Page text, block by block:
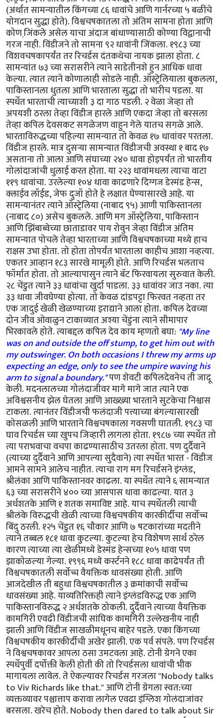
(अर्थात सामन्यातील किंगच्या ८६ धावांचे आणि गार्नरच्या ५ बळींचे
योगदान सुद्धा होते). विश्वचषकातला तो अंतिम सामना होता आणि
कोण जि़ंकले असेल याचा अंदाज बांधाण्यासाठी कोण्या विद्वानाची
गरज नाही. विंडीजने तो सामना ९२ धावांनी जिंकला. १९८३ च्या
विशवचषकापर्यंत तर रिचर्डस दंतकथेचा नायक झाला होता. ८
सामन्यांत ७३ च्या सरासरीने त्याने साडेतीनशे हुन आधिक धावा
केल्या. त्यात त्याने कोणालाही सोडले नाही. ऑस्ट्रेलियाला बुकलला,
पाकिस्तानला धुतला आणि भारताला सुद्धा तो भारीच पडला. या
स्पर्धेत भारताची त्याच्याशी ३ दा गाठ पडली. २ वेळा जेव्हा तो
अपयशी ठरला तेव्हा विंडीज हारले आणि एकदा जेव्हा तो बरसला
तेव्हा कपिल देवसकट सगळेजण वाहुन गेले यातच सगळे आले.
भारताविरुद्धच्या पहिल्या सामन्यात तो केवळ १७ धावांवर परतला.
विंडीज हारले. मात्र दुसर्‍या सामन्यात विंडीजची अवस्था १ बाद १७
असताना तो आला आणि संघाच्या २४० धावा होइपर्यंत तो भारतीय
गोलांदाजांची धुलाई करत होता. या २२३ धावांमधला त्याचा वाटा
११९ धावांचा. उरलेल्या १०४ धावा काढणारे दिग्गज डेस्मंड हेन्स,
क्लाईव लॉईड, जेफ दुजॉ होते हे लक्षात घेण्यासारखे आहे. या
सामन्यानंतर त्याने ऑस्ट्रेलिया (नाबाद ९५) आणी पाकिस्तानला
(नाबाद ८०) असेच बुकलले. आणि मग ऑस्ट्रेलिया, पाकिस्तान
आणि झिंबाब्वेच्या छाताडावर पाय रोवुन जेव्हा विंडीज अंतिम
सामन्यात पोचले तेव्हा भारताच्या आणि विश्वचषकाच्या मध्ये हाच
राक्षस उभा होता. तो होता तोपर्यंत भारताला काहीच आशा नव्हत्या.
एकतर आव्हान १८३ सारखे मामूली होते. आणि रिचर्डस भलताच
फॉर्मात होता. तो आल्यापासुन त्याने बॅट फिरवायला सुरुवात केली.
२८ चेंडुत त्याने ३३ धावांचा खुर्दा पाडला. ३३ धावांवर जाउ नका. त्या
३३ धावा जीवघेण्या होत्या. तो केवळ दांडपट्टा फिरवत नव्हता तर
एक जादुई खेळी खेळण्याच्या इराद्याने आला होता. कपिल देवच्या
दोन जीव ओवाळुन टाकाव्यात अश्या चेंडुंना त्याने सीमापार
भिरकावले होते. त्याबद्दल कपिल देव काय म्हणतो बघा: "My line
was on and outside the off stump, to get him out with
my outswinger. On both occasions I threw my arms up
expecting an edge, only to see the umpire waving his
arm to signal a boundary."पण शेवटी कपिलदेवनेच ती जादू
केली. मदनलालच्या गोलंदाजीवर मागे मागे जात त्याने एक
अविश्वसनीय झेल घेतला आणि आख्ख्या भारताने सुटकेचा निश्वास
टाकला. त्यानंतर विंडीजची फलंदाजी पत्त्याच्या बंगल्यासारखी
कोसळली आणि भारताने विश्वचषकाला गवसणी घातली. १९८३ चा
घाव रिचर्डस च्या खुपच जिव्हारी लागला होता. १९८७ च्या स्पर्धेत तो
त्या पराभवाचा वचपा काढण्यासाठीच उतरला होता. पण दुर्दैवाने
(त्याच्या दुर्दैवाने आणि आपल्या सुदैवाने) त्या स्पर्धेत भारत - विंडीज
आमने सामने आलेच नाहीत. त्याचा राग मग रिचर्डसने इंग्लंड,
श्रीलंका आणि पाकिस्तानवर काढला. या स्पर्धेत त्याने ६ सामन्यात
६३ च्या सरासरीने ४०० च्या आसपास धावा काढल्या. यात ३
अर्धशतके आणि १ शतक समाविष्ट आहे. याच स्पर्धेतली त्याची
श्रीलंके विरुद्धची खेळी त्याच्या विश्वचषकीय कारकीर्दीचा सर्वोच्च
बिंदु ठरली. १२५ चेंडुत १६ चौकार आणि ७ षटकारांच्या मदतीने
त्याने तब्बल १८१ धावा कुटल्या. कुटल्या हेच विशेषण सार्थ ठरेल
कारण त्याच्या त्या खेळीमध्ये डेस्मंड हेन्सच्या १०५ धावा पण
झाकोळल्या गेल्या. १९९६ मध्ये कर्स्टनने १८८ धावा काढेपर्यंत ती
विश्वचषकातली सर्वोच्च वैयक्तिक धावसंख्या होती. आणि
आजदेखील ती बहुधा विश्वचषकातील ३ क्रमांकाची सर्वोच्च
धावसंख्या आहे. याव्यतिरिक्तही त्याने इंग्लंडविरुद्ध एक आणि
पाकिस्तानविरुद्ध २ अर्धशतके ठोकली. दुर्दैवाने त्याच्या वैयक्तिक
कामगिरी एवढी विंडीजची सांघिक कामगिरी उल्लेखनीय नाही
झाली आणि विंडीज साखळीमधूनच बाहेर पडले. एका किंगच्या
विश्वचषकीय कारकीर्दीची अखेर झाली. एक पर्व संपले. पण रिचर्डस
ने विश्वचषकावर आपला ठसा उमटवला आहे. टोनी ग्रेगने एका
स्पर्धेपुर्वी दर्पोक्ती केली होती की तो रिचर्डसला धावांची भीक
मागायला लावेल. ते ऐकल्यावर रिचर्डस गरजला "Nobody talks
to Viv Richards like that." आणि टोनी ग्रेगला स्वत:च्या
व्यक्तव्यावर पश्चात्ताप करावा लागेल एवढा इंग्लिश गोलंदाजांवर
बरसला. खरेच होते. Nobody then dared to talk about Sir